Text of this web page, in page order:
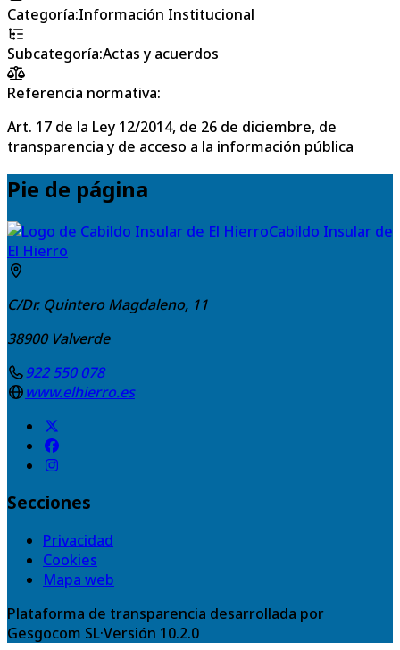
Categoría:Información Institucional
Subcategoría:Actas y acuerdos
Referencia normativa:
Art. 17 de la Ley 12/2014, de 26 de diciembre, de
transparencia y de acceso a la información pública
Pie de página
Cabildo Insular de
El Hierro
C/Dr. Quintero Magdaleno, 11
38900 Valverde
922 550 078
www.elhierro.es
Secciones
Privacidad
Cookies
Mapa web
Plataforma de transparencia desarrollada por
Gesgocom SL·Versión 10.2.0